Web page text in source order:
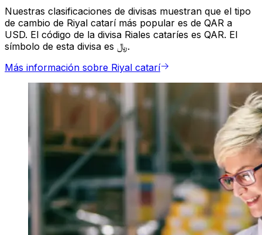
Nuestras clasificaciones de divisas muestran que el tipo
de cambio de Riyal catarí más popular es de QAR a
USD. El código de la divisa Riales cataríes es QAR. El
símbolo de esta divisa es ﷼.
Más información sobre Riyal catarí